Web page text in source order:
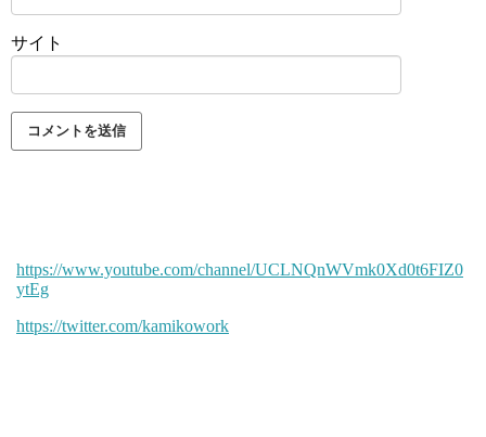
サイト
https://www.youtube.com/channel/UCLNQnWVmk0Xd0t6FIZ0
ytEg
https://twitter.com/kamikowork